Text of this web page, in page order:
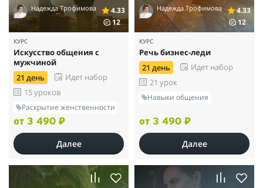
Надежда Трофимова
4.33
12
КУРС
Искусство общения с
мужчиной
21 день
Идет набор
15 уроков
Раскрытие женственности
от 3 490 ₽
Далее
Надежда Трофимова
4.33
12
КУРС
Речь бизнес-леди
21 день
Идет набор
21 урок
Навыки общения
от 3 490 ₽
Далее